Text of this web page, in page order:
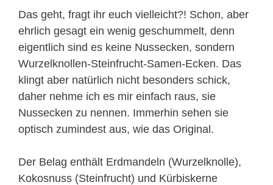
Das geht, fragt ihr euch vielleicht?! Schon, aber
ehrlich gesagt ein wenig geschummelt, denn
eigentlich sind es keine Nussecken, sondern
Wurzelknollen-Steinfrucht-Samen-Ecken. Das
klingt aber natürlich nicht besonders schick,
daher nehme ich es mir einfach raus, sie
Nussecken zu nennen. Immerhin sehen sie
optisch zumindest aus, wie das Original.
Der Belag enthält Erdmandeln (Wurzelknolle),
Kokosnuss (Steinfrucht) und Kürbiskerne